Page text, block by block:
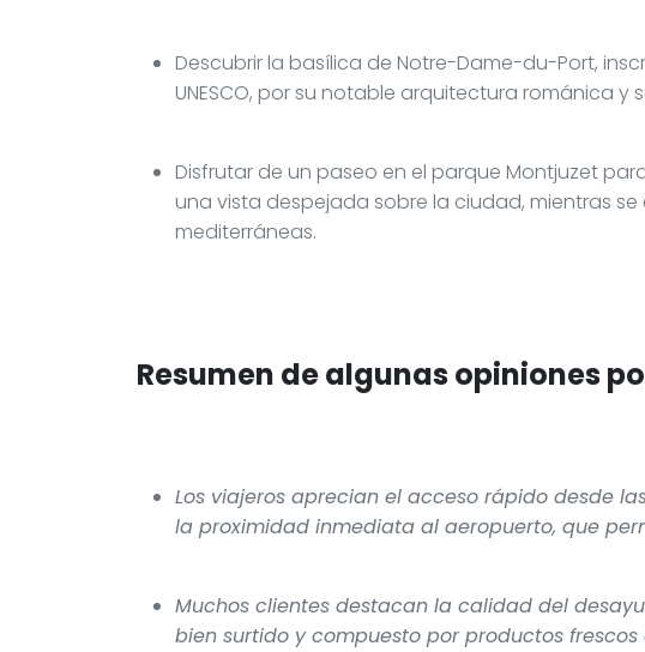
Descubrir la basílica de Notre-Dame-du-Port,
UNESCO, por su notable arquitectura románica y
Disfrutar de un paseo en el parque Montjuzet
una vista despejada sobre la ciudad, mientras
mediterráneas.
Resumen de algunas opiniones
Los viajeros aprecian el acceso rápido desde
la proximidad inmediata al aeropuerto, que
Muchos clientes destacan la calidad del
bien surtido y compuesto por productos